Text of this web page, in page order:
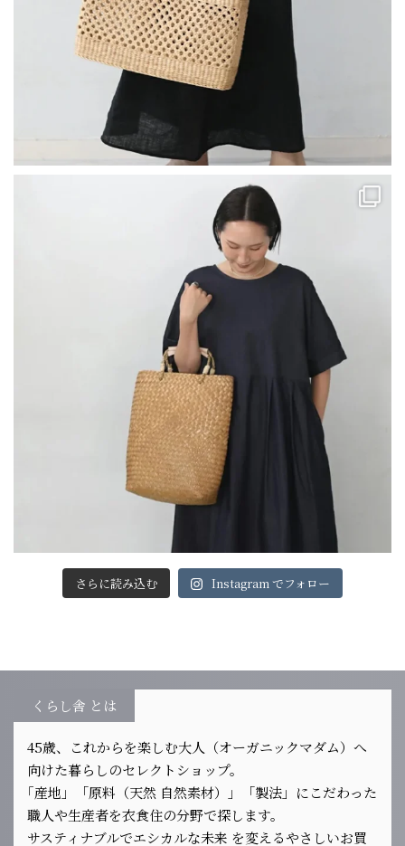
さらに読み込む Instagram でフォロー
くらし舎 とは
45歳、これからを楽しむ大人（オーガニックマダム）へ
向けた暮らしのセレクトショップ。
｢産地」「原料（天然 自然素材）」「製法」にこだわった
職人や生産者を衣食住の分野で探します。
サスティナブルでエシカルな未来 を変えるやさしいお買